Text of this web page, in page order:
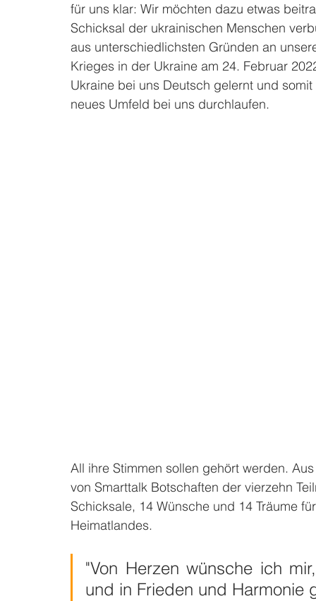
für uns klar: Wir möchten dazu etwas
Schicksal der ukrainischen Menschen
aus unterschiedlichsten Gründen an
Krieges in der Ukraine am 24. Februar
Ukraine bei uns Deutsch gelernt und
neues Umfeld bei uns durchlaufen.
All ihre Stimmen sollen gehört werden.
von Smarttalk Botschaften der vierzehn
Schicksale, 14 Wünsche und 14 Träume
Heimatlandes.
"Von Herzen wünsche ich
und in Frieden und Harmonie